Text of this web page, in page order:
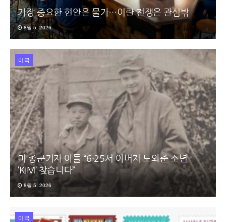
가장 중요한 현안은 물가…이란 전쟁은 관심밖
8월 5, 2026
미국
미 종군기자 아들 “6·25서 아버지 도와준 소년
‘KIM’ 찾습니다”
8월 5, 2026
미국